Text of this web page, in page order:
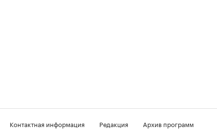
Контактная информация Редакция
Архив программ